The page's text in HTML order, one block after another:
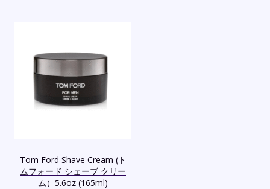
Tom Ford Shave Cream (ト
ムフォード シェーブ クリー
ム）5.6oz (165ml)